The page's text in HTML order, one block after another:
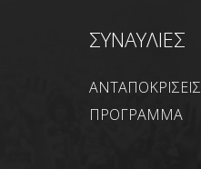
ΣΥΝΑΥΛΙΕΣ
ΑΝΤΑΠΟΚΡΙΣΕΙΣ
ΠΡΟΓΡΑΜΜΑ